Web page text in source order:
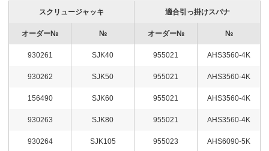
スクリュージャッキ 適合引っ掛けスパナ
オーダー№ № オーダー№ №
930261 SJK40 955021 AHS3560-4K
930262 SJK50 955021 AHS3560-4K
156490 SJK60 955021 AHS3560-4K
930263 SJK80 955021 AHS3560-4K
930264 SJK105 955023 AHS6090-5K